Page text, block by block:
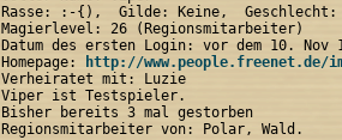
Rasse: :-{),  Gilde: Keine,  Geschlecht:
Magierlevel: 26 (Regionsmitarbeiter)
Datum des ersten Login: vor dem 10. Nov
Homepage:
http://www.people.freenet.de/
Verheiratet mit: Luzie
Viper ist Testspieler.
Bisher bereits 3 mal gestorben